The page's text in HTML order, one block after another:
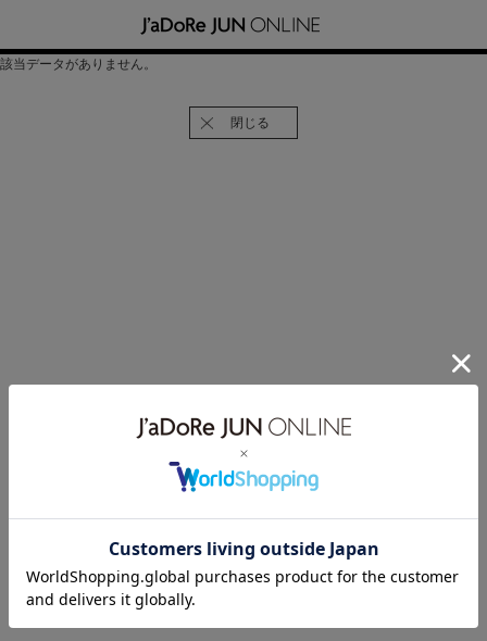
該当データがありません。
閉じる